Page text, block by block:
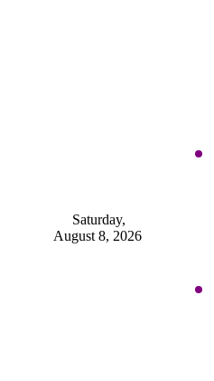
Saturday,
August 8, 2026